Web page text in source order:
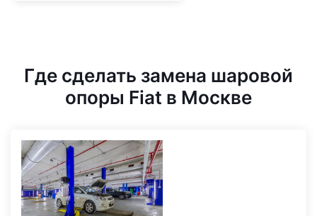
Где сделать замена шаровой
опоры Fiat в Москве